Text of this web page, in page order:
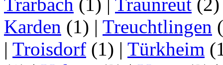
Karden (1) | Treuchtlingen
| Troisdorf (1) | Türkheim